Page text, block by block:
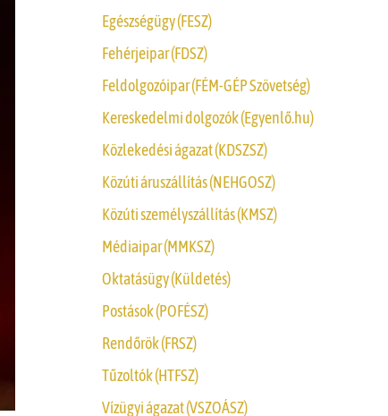
Egészségügy (FESZ)
Fehérjeipar (FDSZ)
Feldolgozóipar (FÉM-GÉP Szövetség)
Kereskedelmi dolgozók (Egyenlő.hu)
Közlekedési ágazat (KDSZSZ)
Közúti áruszállítás (NEHGOSZ)
Közúti személyszállítás (KMSZ)
Médiaipar (MMKSZ)
Oktatásügy (Küldetés)
Postások (POFÉSZ)
Rendőrök (FRSZ)
Tűzoltók (HTFSZ)
Vízügyi ágazat (VSZOÁSZ)